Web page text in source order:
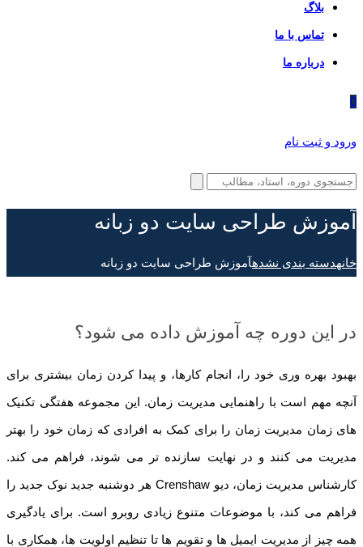
بلاگ
تماس با ما
درباره ما
0
ورود و ثبت نام
آموزش طراحی سایت دو زبانه
خانهدسته بندی نشدهآموزش طراحی سایت دو زبانه
در این دوره چه آموزش داده می شود؟
بهبود بهره وری خود را، انجام کارها، و پیدا کردن زمان بیشتری برای
آنچه مهم است با راهنمایی مدیریت زمان. این مجموعه هفتگی تکنیک
های زمان مدیریت زمان را برای کمک به افرادی که زمان خود را بهتر
مدیریت می کنند و در نهایت سازنده تر می شوند، فراهم می کند.
کارشناس مدیریت زمان، دیو Crenshaw هر دوشنبه جدید نوک جدید را
فراهم می کند، با موضوعات متنوع زیادی روبرو است. برای یادگیری
همه چیز از مدیریت ایمیل ها و تقویم ها تا تنظیم اولویت ها، همکاری با